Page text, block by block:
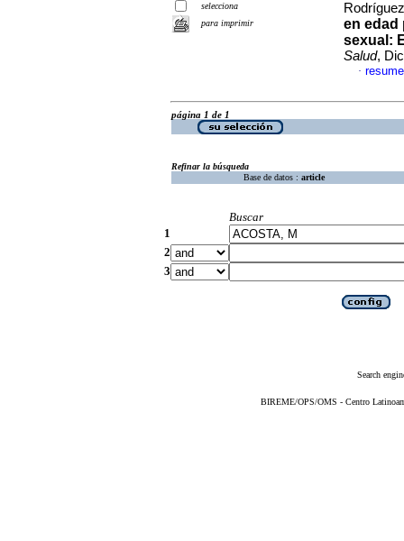
selecciona
para imprimir
en edad
sexual :
Salud,
·
página 1 de 1
Refinar la búsqueda
Base de datos : article
Buscar
1
2
3
Search
BIREME/OPS/OMS - Centro